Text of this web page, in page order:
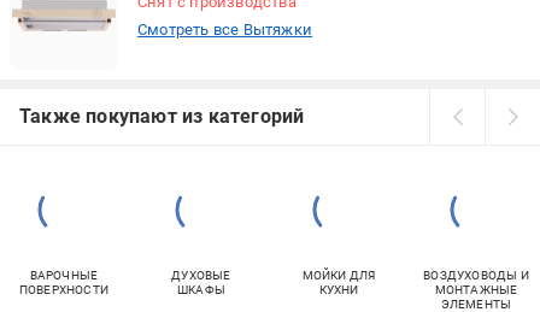
Смотреть все Вытяжки
Также покупают из категорий
ВАРОЧНЫЕ
ПОВЕРХНОСТИ
ДУХОВЫЕ
ШКАФЫ
МОЙКИ ДЛЯ
КУХНИ
ВОЗДУХОВОДЫ И
МОНТАЖНЫЕ
ЭЛЕМЕНТЫ